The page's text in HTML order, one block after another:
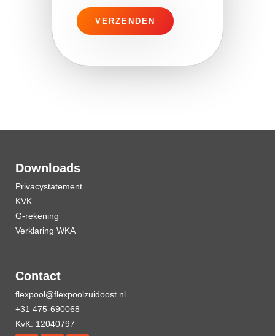
Downloads
Privacystatement
KVK
G-rekening
Verklaring WKA
Contact
flexpool@flexpoolzuidoost.nl
+31 475-690068
KvK: 12040797